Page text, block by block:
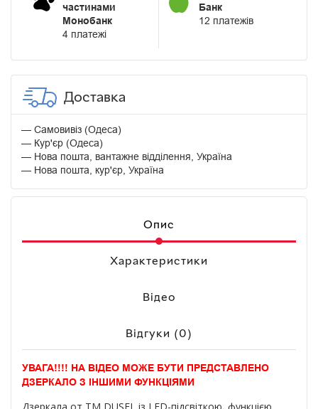
частинами
Монобанк
4 платежі
Банк
12 платежів
Доставка
Самовивіз (Одеса)
Кур'єр (Одеса)
Нова пошта, вантажне відділення, Україна
Нова пошта, кур'єр, Україна
Опис
Характеристики
Відео
Відгуки (0)
УВАГА!!!! НА ВІДЕО МОЖЕ БУТИ ПРЕДСТАВЛЕНО
ДЗЕРКАЛО З ІНШИМИ ФУНКЦІЯМИ